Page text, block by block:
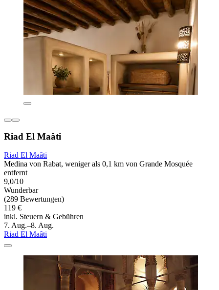
Riad El Maâti
Riad El Maâti
Medina von Rabat, weniger als 0,1 km von Grande Mosquée
entfernt
9,0/10
Wunderbar
(289 Bewertungen)
119 €
inkl. Steuern & Gebühren
7. Aug.–8. Aug.
Riad El Maâti